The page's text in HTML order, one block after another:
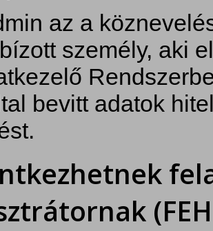
az a
személy, aki
bevitt adatok